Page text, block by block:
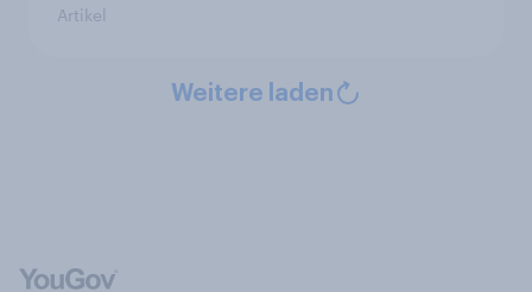
Artikel
Weitere laden